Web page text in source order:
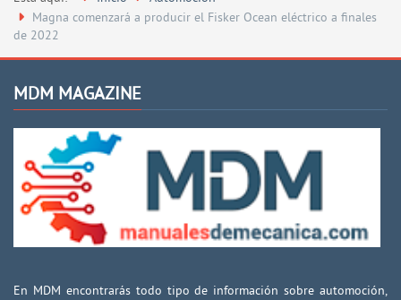
Magna comenzará a producir el Fisker Ocean eléctrico a finales
de 2022
MDM MAGAZINE
En MDM encontrarás todo tipo de información sobre automoción,